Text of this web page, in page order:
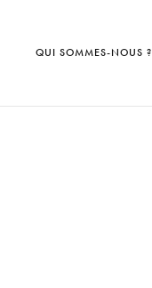
QUI SOMMES-NOUS ?